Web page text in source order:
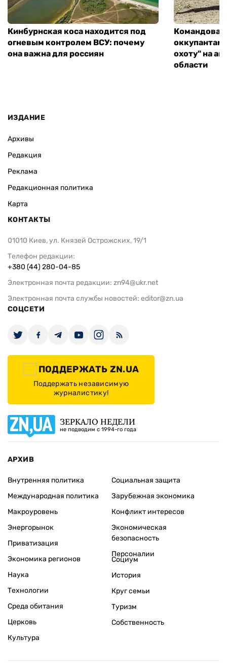
Кинбурнская коса находится под
огневым контролем ВСУ: почему
она важна для россиян
оккупантам
охоту" на
области
ИЗДАНИЕ
Архивы
Редакция
Реклама
Редакционная политика
Карта
КОНТАКТЫ
01010 Киев, ул. Князей Острожских, 19/1
Телефон редакции:
+380 (44) 280-04-85
Электронная почта редакции: zn94@ukr.net
Электронная почта службы новостей: editor@zn.ua
СОЦСЕТИ
ПОДДЕРЖАТЬ ZN.UA
Поддержать независимую
журналистику!
ЗЕРКАЛО НЕДЕЛИ
не подводим с 1994-го года
АРХИВ
Внутренняя политика
Международная политика
Макроуровень
Энергорынок
Приватизация
Экономика регионов
Социальная защита
Зарубежная экономика
Конфликт интересов
Экономическая
безопасность
Персоналии
Наука
Технологии
Среда обитания
Церковь
Культура
Социум
История
Круг семьи
Туризм
Собственность